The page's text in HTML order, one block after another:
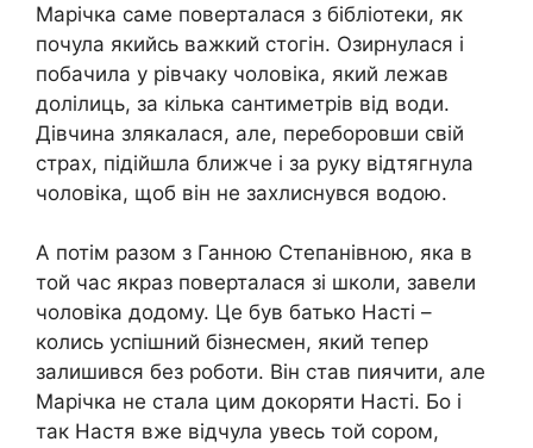
Марічка саме поверталася з бібліотеки, як
почула якийсь важкий стогін. Озирнулася і
побачила у рівчаку чоловіка, який лежав
долілиць, за кілька сантиметрів від води.
Дівчина злякалася, але, переборовши свій
страх, підійшла ближче і за руку відтягнула
чоловіка, щоб він не захлиснувся водою.
А потім разом з Ганною Степанівною, яка в
той час якраз поверталася зі школи, завели
чоловіка додому. Це був батько Насті –
колись успішний бізнесмен, який тепер
залишився без роботи. Він став пиячити, але
Марічка не стала цим докоряти Насті. Бо і
так Настя вже відчула увесь той сором,